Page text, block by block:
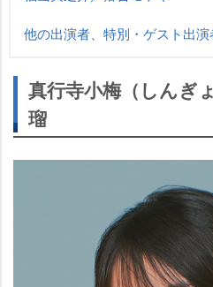
他の出演者、特別・ゲスト出
真行寺小梅（しんぎ
瑠